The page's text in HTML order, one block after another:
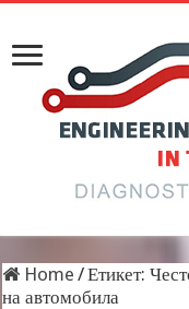
Home /Етикет:
на автомобила